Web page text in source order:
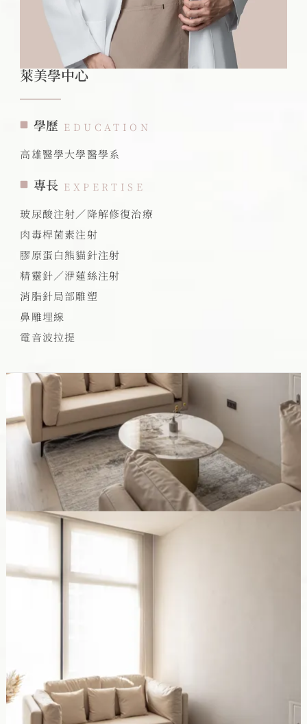
萊美學中心
學歷 EDUCATION
高雄醫學大學醫學系
專長 EXPERTISE
玻尿酸注射／降解修復治療
肉毒桿菌素注射
膠原蛋白熊貓針注射
精靈針／洢蓮絲注射
消脂針局部雕塑
鼻雕埋線
電音波拉提